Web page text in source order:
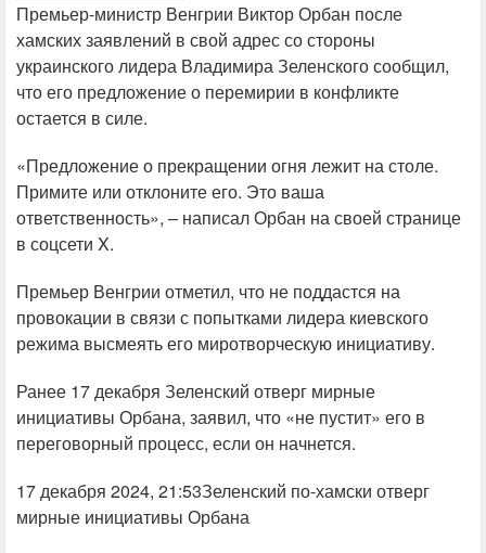
Премьер-министр Венгрии Виктор Орбан после
хамских заявлений в свой адрес со стороны
украинского лидера Владимира Зеленского сообщил,
что его предложение о перемирии в конфликте
остается в силе.
«Предложение о прекращении огня лежит на столе.
Примите или отклоните его. Это ваша
ответственность», – написал Орбан на своей странице
в соцсети X.
Премьер Венгрии отметил, что не поддастся на
провокации в связи с попытками лидера киевского
режима высмеять его миротворческую инициативу.
Ранее 17 декабря Зеленский отверг мирные
инициативы Орбана, заявил, что «не пустит» его в
переговорный процесс, если он начнется.
17 декабря 2024, 21:53Зеленский по-хамски отверг
мирные инициативы Орбана